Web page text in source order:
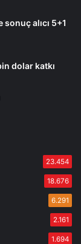
alıcı 5+1
dolar katkı
23.454
18.676
6.291
2.161
1.694